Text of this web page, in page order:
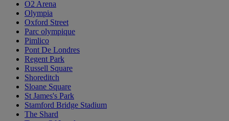
O2 Arena
Olympia
Oxford Street
Parc olympique
Pimlico
Pont De Londres
Regent Park
Russell Square
Shoreditch
Sloane Square
St James's Park
Stamford Bridge Stadium
The Shard